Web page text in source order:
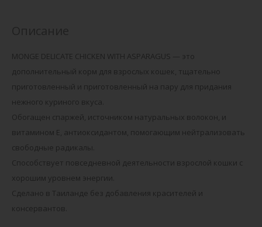
MONGE DELICATE CHICKEN WITH ASPARAGUS — это
дополнительный корм для взрослых кошек, тщательно
приготовленный и приготовленный на пару для придания
нежного куриного вкуса.
Обогащен спаржей, источником натуральных волокон, и
витамином Е, антиоксидантом, помогающим нейтрализовать
свободные радикалы.
Способствует повседневной деятельности взрослой кошки с
хорошим уровнем энергии.
Сделано в Таиланде без добавления красителей и
консервантов.